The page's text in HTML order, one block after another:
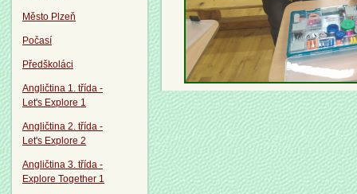
Město Plzeň
Počasí
Předškoláci
Angličtina 1. třída -
Let's Explore 1
Angličtina 2. třída -
Let's Explore 2
Angličtina 3. třída -
Explore Together 1